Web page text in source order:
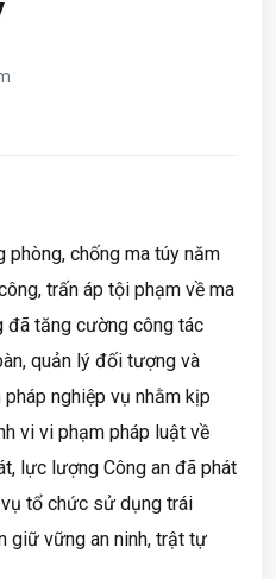
phòng, chống ma túy năm
trấn áp tội phạm về ma
đã tăng cường công tác
quản lý đối tượng và
nghiệp vụ nhằm kịp
vi vi phạm pháp luật về
lực lượng Công an đã phát
tổ chức sử dụng trái
giữ vững an ninh, trật tự